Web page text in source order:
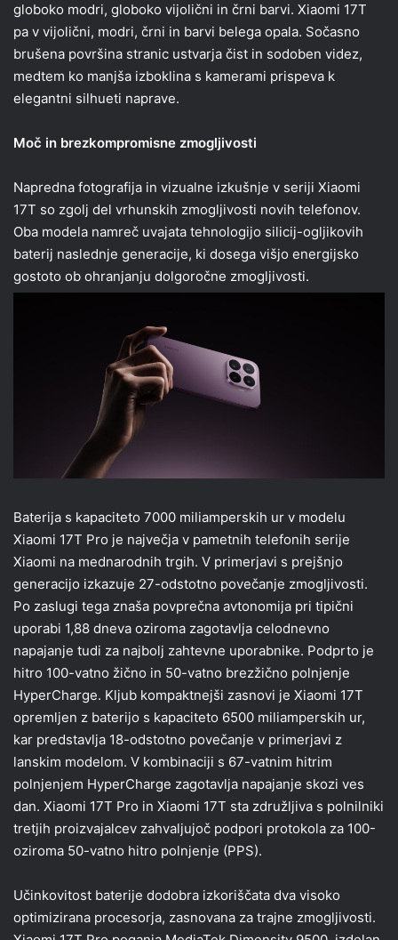
globoko modri, globoko vijolični in črni barvi. Xiaomi 17T
pa v vijolični, modri, črni in barvi belega opala. Sočasno
brušena površina stranic ustvarja čist in sodoben videz,
medtem ko manjša izboklina s kamerami prispeva k
elegantni silhueti naprave.
Moč in brezkompromisne zmogljivosti
Napredna fotografija in vizualne izkušnje v seriji Xiaomi
17T so zgolj del vrhunskih zmogljivosti novih telefonov.
Oba modela namreč uvajata tehnologijo silicij-ogljikovih
baterij naslednje generacije, ki dosega višjo energijsko
gostoto ob ohranjanju dolgoročne zmogljivosti.
Baterija s kapaciteto 7000 miliamperskih ur v modelu
Xiaomi 17T Pro je največja v pametnih telefonih serije
Xiaomi na mednarodnih trgih. V primerjavi s prejšnjo
generacijo izkazuje 27-odstotno povečanje zmogljivosti.
Po zaslugi tega znaša povprečna avtonomija pri tipični
uporabi 1,88 dneva oziroma zagotavlja celodnevno
napajanje tudi za najbolj zahtevne uporabnike. Podprto je
hitro 100-vatno žično in 50-vatno brezžično polnjenje
HyperCharge. Kljub kompaktnejši zasnovi je Xiaomi 17T
opremljen z baterijo s kapaciteto 6500 miliamperskih ur,
kar predstavlja 18-odstotno povečanje v primerjavi z
lanskim modelom. V kombinaciji s 67-vatnim hitrim
polnjenjem HyperCharge zagotavlja napajanje skozi ves
dan. Xiaomi 17T Pro in Xiaomi 17T sta združljiva s polnilniki
tretjih proizvajalcev zahvaljujoč podpori protokola za 100-
oziroma 50-vatno hitro polnjenje (PPS).
Učinkovitost baterije dodobra izkoriščata dva visoko
optimizirana procesorja, zasnovana za trajne zmogljivosti.